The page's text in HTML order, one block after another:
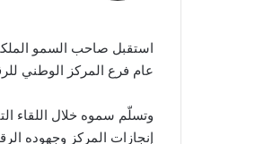
استقبل صاحب السمو
عام فرع المركز الوطني
إنجازات المركز وجهوده